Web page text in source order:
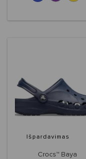
Išpardavimas
Crocs™ Baya